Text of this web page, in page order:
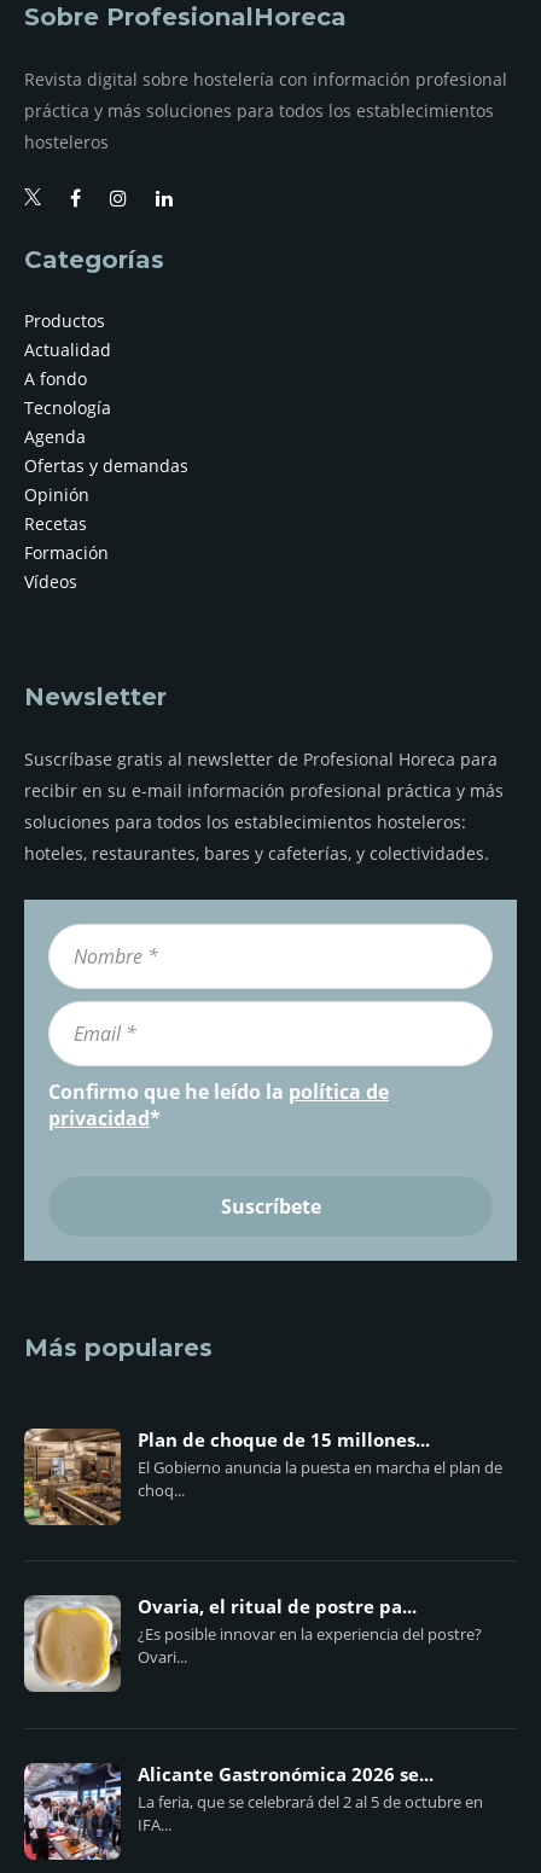
Sobre ProfesionalHoreca
Revista digital sobre hostelería con información profesional
práctica y más soluciones para todos los establecimientos
hosteleros
Categorías
Productos
Actualidad
A fondo
Tecnología
Agenda
Ofertas y demandas
Opinión
Recetas
Formación
Vídeos
Newsletter
Suscríbase gratis al newsletter de Profesional Horeca para
recibir en su e-mail información profesional práctica y más
soluciones para todos los establecimientos hosteleros:
hoteles, restaurantes, bares y cafeterías, y colectividades.
Confirmo que he leído la política de
privacidad*
Más populares
Plan de choque de 15 millones...
El Gobierno anuncia la puesta en marcha el plan de
choq...
Ovaria, el ritual de postre pa...
¿Es posible innovar en la experiencia del postre?
Ovari...
Alicante Gastronómica 2026 se...
La feria, que se celebrará del 2 al 5 de octubre en
IFA...